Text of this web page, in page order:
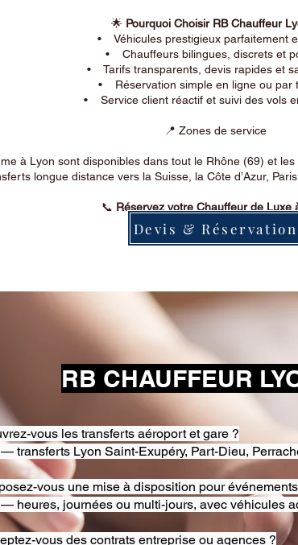
🌟 Pourquoi Choisir RB Chauffeur
• Véhicules prestigieux parfaitement
• Chauffeurs bilingues, discrets et
• Tarifs transparents, devis rapides et
• Réservation simple en ligne ou par
• Service client réactif et suivi des vols
📍 Zones de service
à Lyon sont disponibles dans tout le Rhône (69) et
longue distance vers la Suisse, la Côte d’Azur,
📞 Réservez votre Chauffeur de Luxe
Devis & Réservation
RB CHAUFFEUR
vous les transferts aéroport et gare ?
transferts Lyon Saint-Exupéry, Part-Dieu,
vous une mise à disposition pour
heures, journées ou multi-jours, avec véhicules
vous des contrats entreprise ou agences ?